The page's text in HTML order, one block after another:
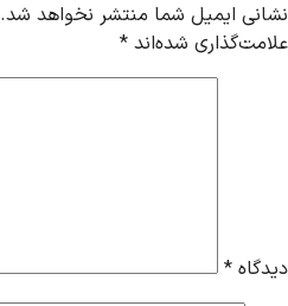
نشانی ایمیل شما منتشر نخواهد شد.
علامت‌گذاری شده‌اند *
دیدگاه *